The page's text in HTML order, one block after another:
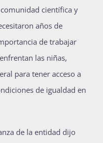
científica y
años de
de trabajar
las niñas,
para tener acceso a
de igualdad en
de la entidad dijo